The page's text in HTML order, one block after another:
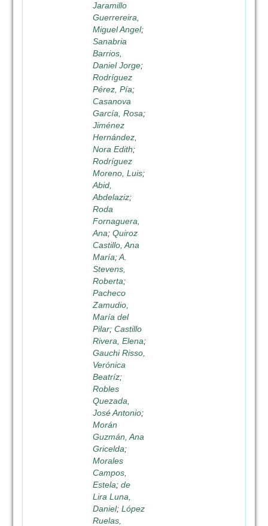
Jaramillo
Guerrereira,
Miguel Angel;
Sanabria
Barrios,
Daniel Jorge;
Rodríguez
Pérez, Pía;
Casanova
García, Rosa;
Jiménez
Hernández,
Nora Edith;
Rodríguez
Moreno, Luis;
Abid,
Abdelaziz;
Roda
Fornaguera,
Ana;Quiroz
Castillo, Ana
María;A.
Stevens,
Roberta;
Pacheco
Zamudio,
María del
Pilar;Castillo
Rivera, Elena;
Gauchi Risso,
Verónica
Beatríz;
Robles
Quezada,
José Antonio;
Morán
Guzmán, Ana
Gricelda;
Morales
Campos,
Estela;de
Lira Luna,
Daniel;López
Ruelas,